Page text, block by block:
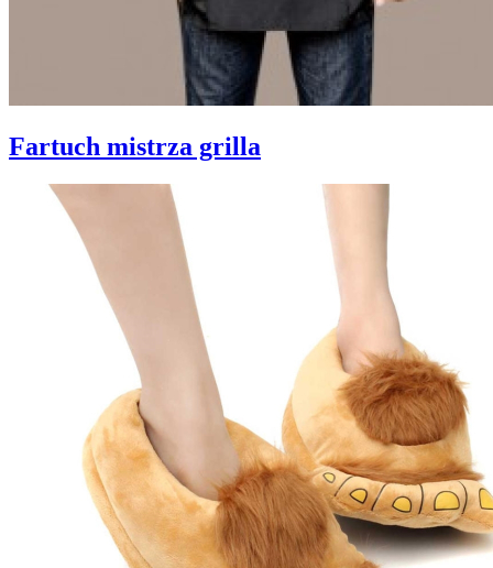
Fartuch mistrza grilla